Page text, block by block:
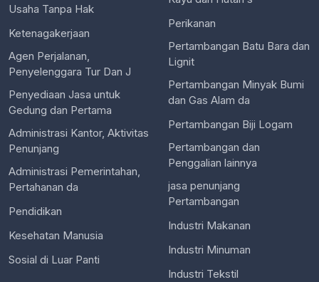
Usaha Tanpa Hak
Ketenagakerjaan
Agen Perjalanan,
Penyelenggara Tur Dan J
Penyediaan Jasa untuk
Gedung dan Pertama
Administrasi Kantor, Aktivitas
Penunjang
Administrasi Pemerintahan,
Pertahanan da
Pendidikan
Kesehatan Manusia
Sosial di Luar Panti
Perikanan
Pertambangan Batu Bara dan
Lignit
Pertambangan Minyak Bumi
dan Gas Alam da
Pertambangan Biji Logam
Pertambangan dan
Penggalian lainnya
jasa penunjang
Pertambangan
Industri Makanan
Industri Minuman
Industri Tekstil